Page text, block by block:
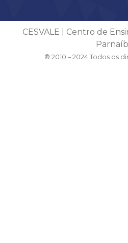
CESVALE | Centro de
® 2010 – 2024 Todos os